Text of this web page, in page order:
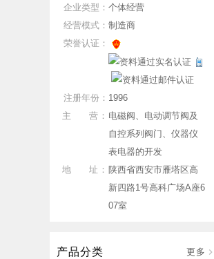
企业类型： 个体经营
经营模式： 制造商
荣誉认证：
注册年份： 1996
主 营： 电磁阀、电动调节阀及
自控系列阀门、仪器仪
表电器的开发
地 址： 陕西省西安市雁塔区高
新四路1号高科广场A座6
07室
更多
产品分类
压活塞式电磁阀 高压气动球阀